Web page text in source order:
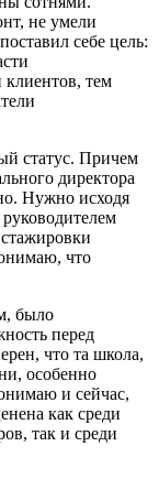
не умели
себе цель:
клиентов, тем
статус. Причем
директора
Нужно исходя
стажировки
что
было
перед
что та школа,
особенно
и сейчас,
как среди
так и среди